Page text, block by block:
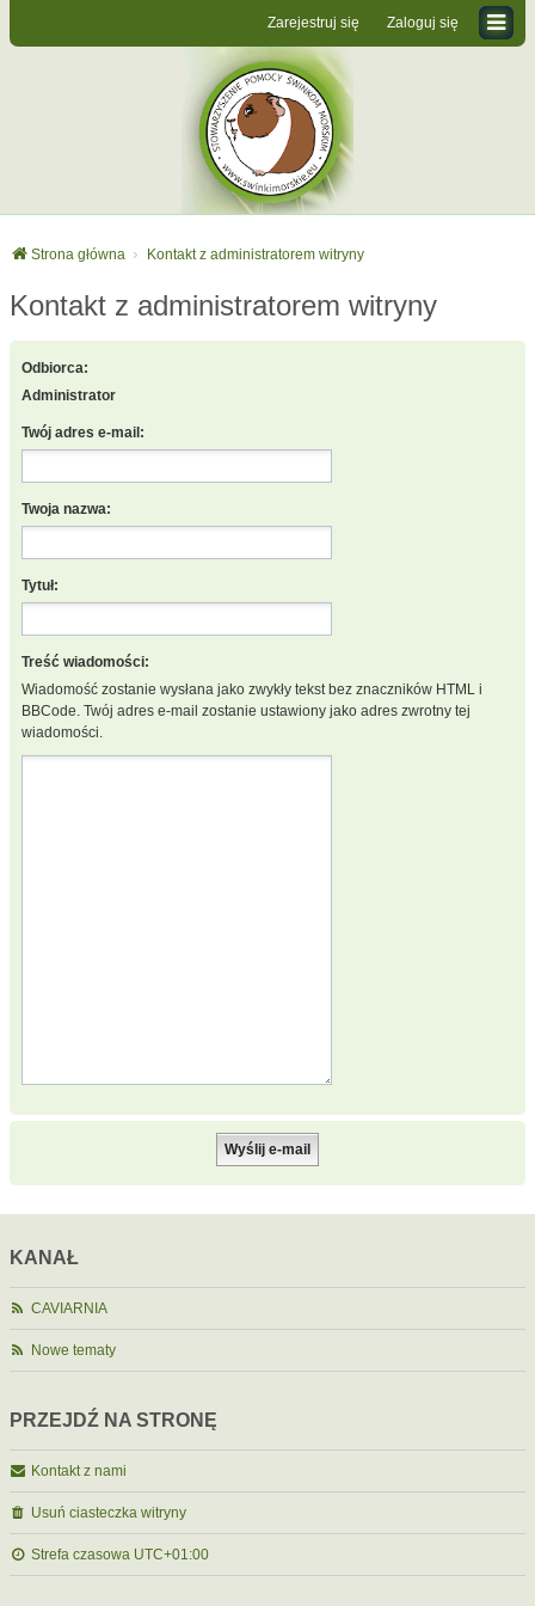
Zaloguj się
Zarejestruj się
Strona główna Kontakt z administratorem witryny
Kontakt z administratorem witryny
Odbiorca:
Administrator
Twój adres e-mail:
Twoja nazwa:
Tytuł:
Treść wiadomości:
Wiadomość zostanie wysłana jako zwykły tekst bez znaczników HTML i
BBCode. Twój adres e-mail zostanie ustawiony jako adres zwrotny tej
wiadomości.
KANAŁ
CAVIARNIA
Nowe tematy
PRZEJDŹ NA STRONĘ
Kontakt z nami
Usuń ciasteczka witryny
Strefa czasowa UTC+01:00